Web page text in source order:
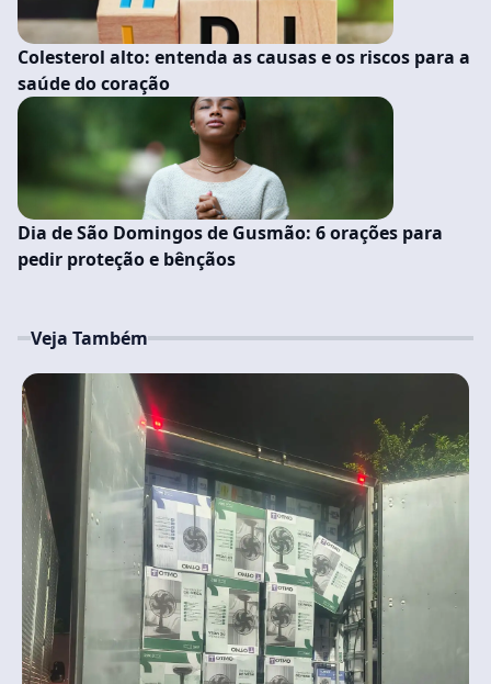
Colesterol alto: entenda as causas e os riscos para a
saúde do coração
Dia de São Domingos de Gusmão: 6 orações para
pedir proteção e bênçãos
Veja Também